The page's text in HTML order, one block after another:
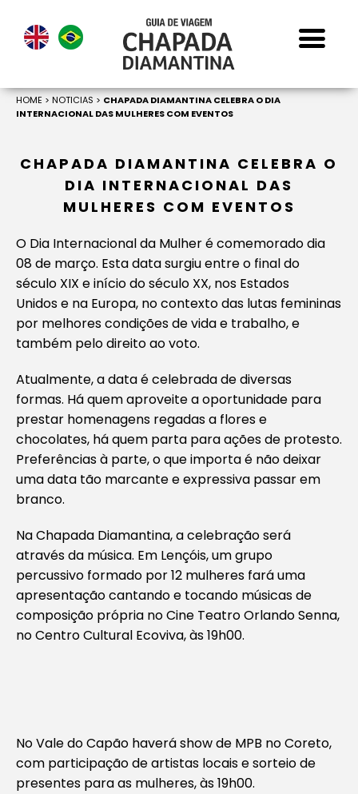
HOME > NOTICIAS > CHAPADA DIAMANTINA CELEBRA O DIA
INTERNACIONAL DAS MULHERES COM EVENTOS
CHAPADA DIAMANTINA CELEBRA O
DIA INTERNACIONAL DAS
MULHERES COM EVENTOS
O Dia Internacional da Mulher é comemorado dia
08 de março. Esta data surgiu entre o final do
século XIX e início do século XX, nos Estados
Unidos e na Europa, no contexto das lutas femininas
por melhores condições de vida e trabalho, e
também pelo direito ao voto.
Atualmente, a data é celebrada de diversas
formas. Há quem aproveite a oportunidade para
prestar homenagens regadas a flores e
chocolates, há quem parta para ações de protesto.
Preferências à parte, o que importa é não deixar
uma data tão marcante e expressiva passar em
branco.
Na Chapada Diamantina, a celebração será
através da música. Em Lençóis, um grupo
percussivo formado por 12 mulheres fará uma
apresentação cantando e tocando músicas de
composição própria no Cine Teatro Orlando Senna,
no Centro Cultural Ecoviva, às 19h00.
No Vale do Capão haverá show de MPB no Coreto,
com participação de artistas locais e sorteio de
presentes para as mulheres, às 19h00.